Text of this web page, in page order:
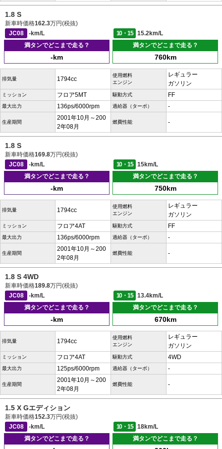
1.8 S
新車時価格162.3万円(税抜)
JC08
-km/L 10・15
15.2km/L
満タンでどこまで走る？
-km
満タンでどこまで走る？
760km
排気量 1794cc
使用燃料
エンジン
レギュラー
ガソリン
ミッション フロア5MT 駆動方式 FF
最大出力 136ps/6000rpm 過給器（ターボ） -
生産期間
2001年10月～200
2年08月
燃費性能 -
1.8 S
新車時価格169.8万円(税抜)
JC08
-km/L 10・15
15km/L
満タンでどこまで走る？
-km
満タンでどこまで走る？
750km
排気量 1794cc
使用燃料
エンジン
レギュラー
ガソリン
ミッション フロア4AT 駆動方式 FF
最大出力 136ps/6000rpm 過給器（ターボ） -
生産期間
2001年10月～200
2年08月
燃費性能 -
1.8 S 4WD
新車時価格189.8万円(税抜)
JC08
-km/L 10・15
13.4km/L
満タンでどこまで走る？
-km
満タンでどこまで走る？
670km
排気量 1794cc
使用燃料
エンジン
レギュラー
ガソリン
ミッション フロア4AT 駆動方式 4WD
最大出力 125ps/6000rpm 過給器（ターボ） -
生産期間
2001年10月～200
2年08月
燃費性能 -
1.5 X Gエディション
新車時価格152.3万円(税抜)
JC08
-km/L 10・15
18km/L
満タンでどこまで走る？
満タンでどこまで走る？